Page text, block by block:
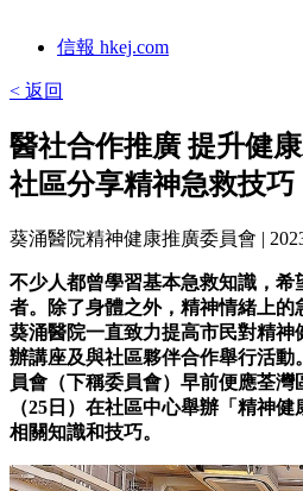
信報 hkej.com
< 返回
醫社合作推廣 提升健
社區分享精神急救技巧
葵涌醫院精神健康推廣委員會 |
不少人都曾學習基本急救知識，
者。除了身體之外，精神情緒上的
葵涌醫院一直致力提高市民對精
辦講座及與社區夥伴合作舉行活
員會（下稱委員會）早前便應荃灣
（25日）在社區中心舉辦「精神
相關知識和技巧。